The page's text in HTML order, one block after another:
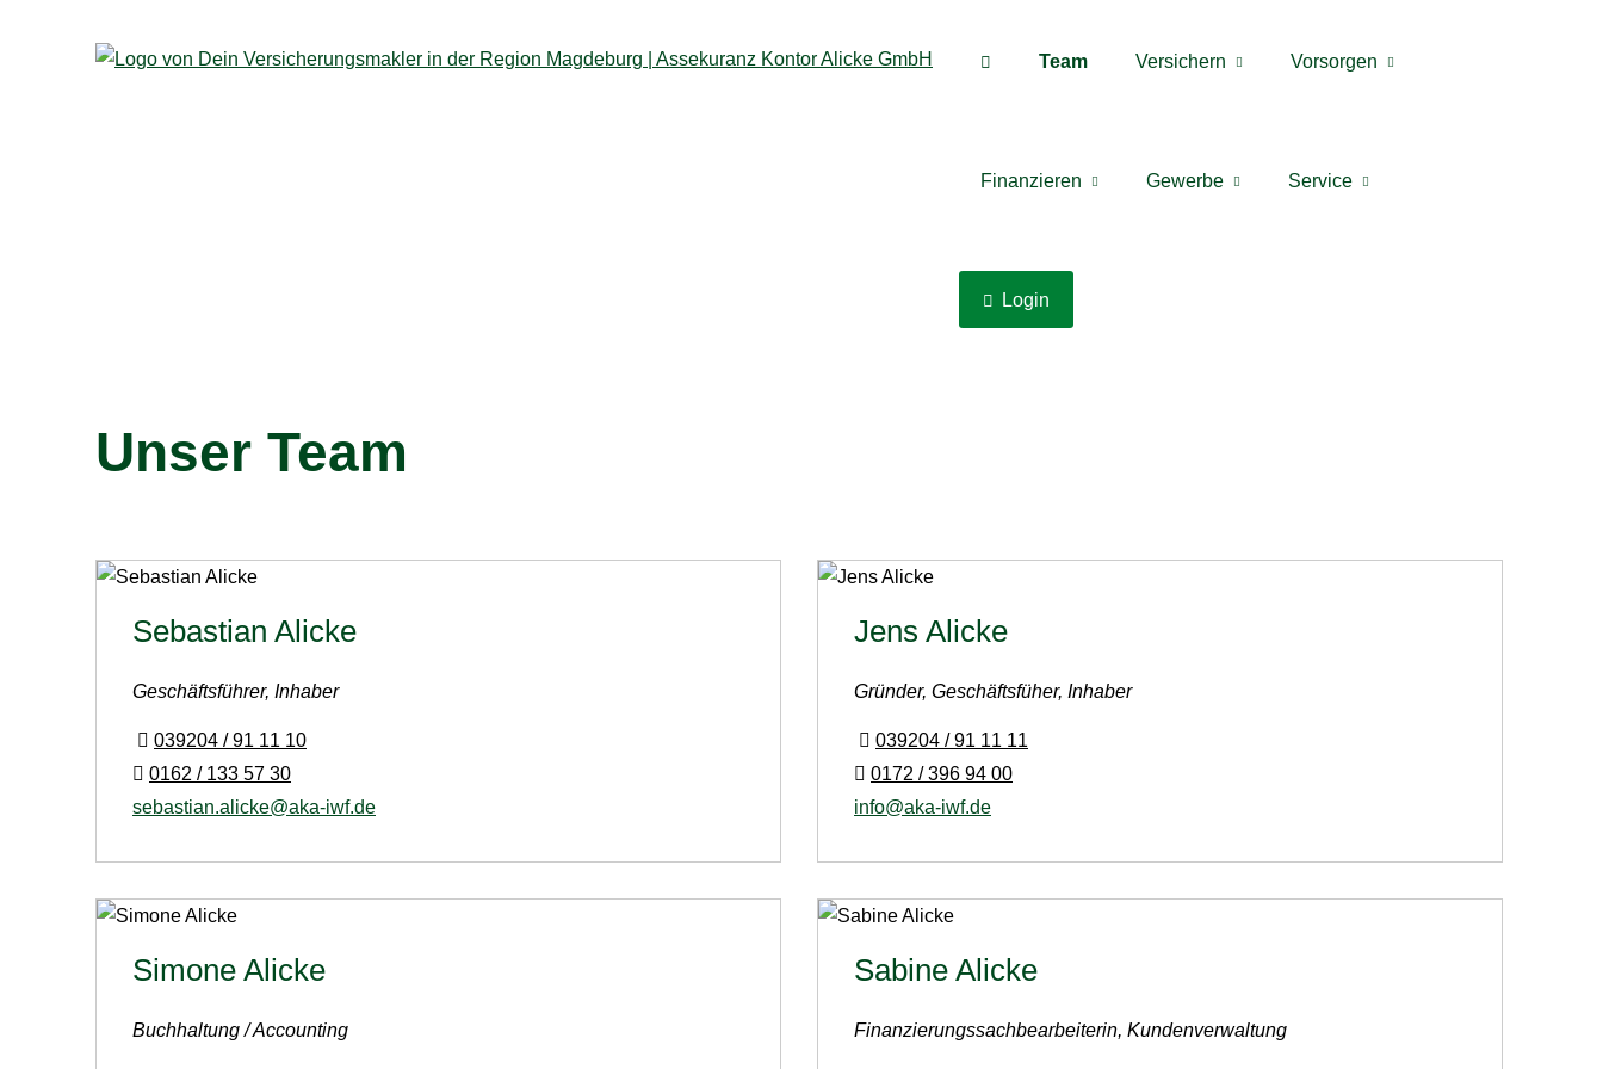
Team Versichern Vorsorgen
Finanzieren Gewerbe Service
Login
Unser Team
Sebastian Alicke
Geschäftsführer, Inhaber
039204 / 91 11 10
0162 / 133 57 30
sebastian.alicke@aka-iwf.de
Jens Alicke
Gründer, Geschäftsfüher, Inhaber
039204 / 91 11 11
0172 / 396 94 00
info@aka-iwf.de
Simone Alicke
Buchhaltung / Accounting
Sabine Alicke
Finanzierungssachbearbeiterin, Kundenverwaltung